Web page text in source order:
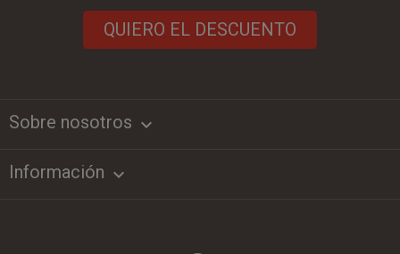
QUIERO EL DESCUENTO
Sobre nosotros keyboard_arrow_down
Información 